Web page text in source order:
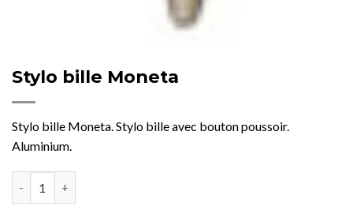
Stylo bille Moneta
Stylo bille Moneta. Stylo bille avec bouton poussoir.
Aluminium.